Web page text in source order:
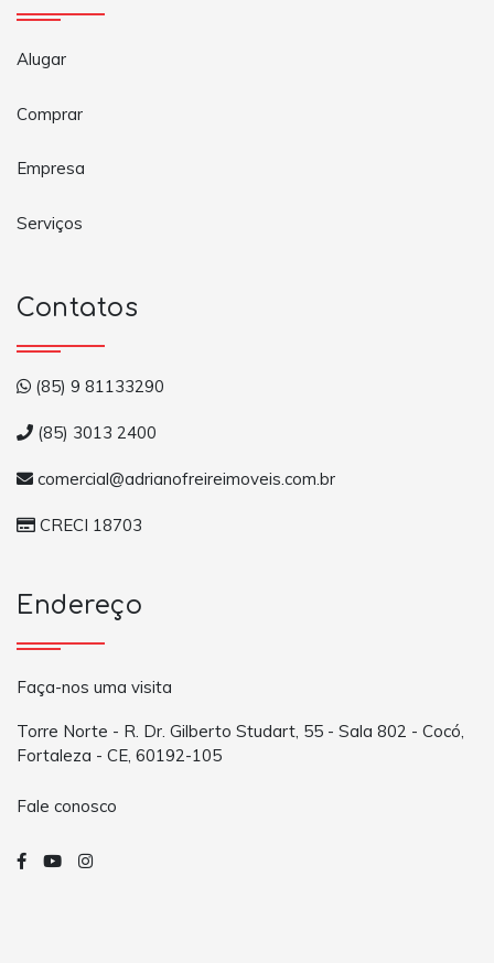
Alugar
Comprar
Empresa
Serviços
Contatos
(85) 9 81133290
(85) 3013 2400
comercial@adrianofreireimoveis.com.br
CRECI 18703
Endereço
Faça-nos uma visita
Torre Norte - R. Dr. Gilberto Studart, 55 - Sala 802 - Cocó,
Fortaleza - CE, 60192-105
Fale conosco